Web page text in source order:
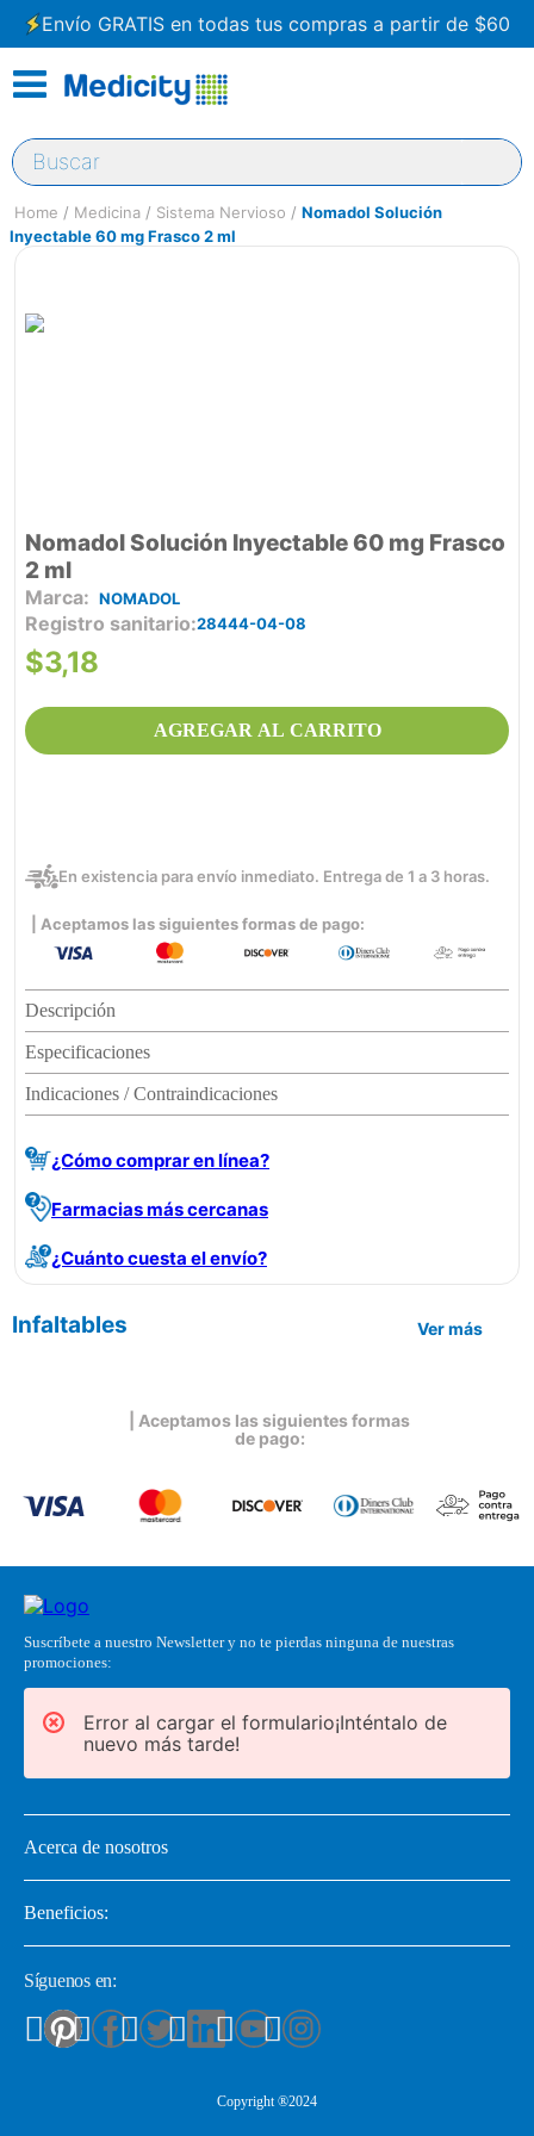
Envío GRATIS en todas tus compras a partir de $60
Buscar
Medicina Sistema Nervioso
Nomadol Solución
Inyectable 60 mg Frasco 2 ml
Nomadol Solución Inyectable 60 mg Frasco
2 ml
NOMADOL
Registro sanitario 28444-04-08
$3,18
AGREGAR AL CARRITO
En existencia para envío inmediato. Entrega de 1 a 3 horas.
| Aceptamos las siguientes formas de pago:
Descripción
Especificaciones
Indicaciones / Contraindicaciones
¿Cómo comprar en línea?
Farmacias más cercanas
¿Cuánto cuesta el envío?
Infaltables Ver más
| Aceptamos las siguientes formas
de pago:
Suscríbete a nuestro Newsletter y no te pierdas ninguna de nuestras
promociones:
Error al cargar el formulario¡Inténtalo de
nuevo más tarde!
Acerca de nosotros
Beneficios:
Síguenos en:
Copyright ®2024